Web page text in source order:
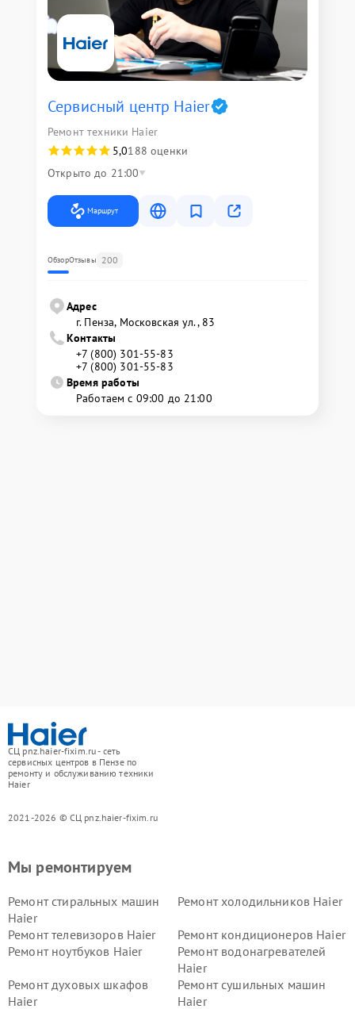
Сервисный центр Haier
Ремонт техники Haier
5,0188 оценки
Открыто до 21:00
Маршрут
ОбзорОтзывы 200
Адрес
г. Пенза, Московская ул., 83
Контакты
+7 (800) 301-55-83
+7 (800) 301-55-83
Время работы
Работаем с 09:00 до 21:00
СЦ pnz.haier-fixim.ru - сеть
сервисных центров в Пензе по
ремонту и обслуживанию техники
Haier
2021-2026 © СЦ pnz.haier-fixim.ru
Мы ремонтируем
Ремонт стиральных машин
Haier
Ремонт холодильников Haier
Ремонт телевизоров Haier
Ремонт кондиционеров Haier
Ремонт ноутбуков Haier
Ремонт водонагревателей
Haier
Ремонт духовых шкафов
Haier
Ремонт сушильных машин
Haier